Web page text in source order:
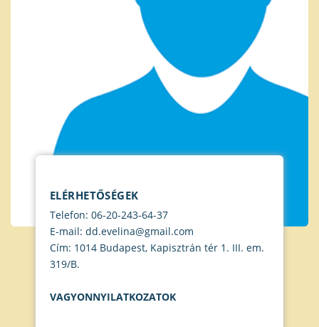
ELÉRHETŐSÉGEK
Telefon: 06-20-243-64-37
E-mail: dd.evelina@gmail.com
Cím: 1014 Budapest, Kapisztrán tér 1. III. em.
319/B.
VAGYONNYILATKOZATOK